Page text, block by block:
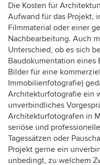
Die Kosten für
Aufwand für das Projekt,
Filmmaterial oder einer
Nachbearbeitung. Auch
Unterschied, ob es sich
Baudokumentation eines
Bilder für eine
Immobilienfotografie)
Architekturfotografie ein
unverbindliches
Architekturfotografen in
seriöse und
Tagessätzen oder
Projekt gerne ein
unbedingt, zu welchem